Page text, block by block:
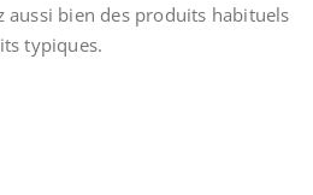
aussi bien des produits habituels
typiques.